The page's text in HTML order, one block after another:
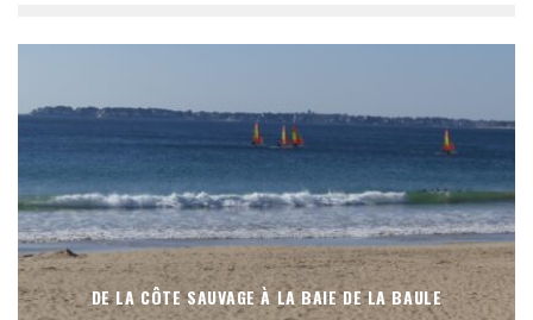
DE LA CÔTE SAUVAGE À LA BAIE DE LA BAULE